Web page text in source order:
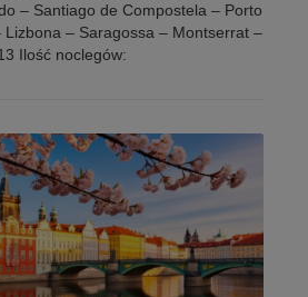
– Santiago de Compostela – Porto
– Saragossa – Montserrat –
Ilość noclegów: